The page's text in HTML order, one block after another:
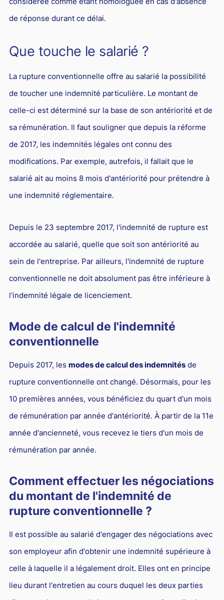
de réponse durant ce délai.
Que touche le salarié ?
La rupture conventionnelle offre au salarié la possibilité
de toucher une indemnité particulière. Le montant de
celle-ci est déterminé sur la base de son antériorité et de
sa rémunération. Il faut souligner que depuis la réforme
de 2017, les indemnités légales ont connu des
modifications. Par exemple, autrefois, il fallait que le
salarié ait au moins 8 mois d'antériorité pour prétendre à
une indemnité réglementaire.
Depuis le 23 septembre 2017, l'indemnité de rupture est
accordée au salarié, quelle que soit son antériorité au
sein de l'entreprise. Par ailleurs, l'indemnité de rupture
conventionnelle ne doit absolument pas être inférieure à
l'indemnité légale de licenciement.
Mode de calcul de l'indemnité
conventionnelle
Depuis 2017, les modes de calcul des indemnitésde
rupture conventionnelle ont changé. Désormais, pour les
10 premières années, vous bénéficiez du quart d'un mois
de rémunération par année d'antériorité. À partir de la 11e
année d'ancienneté, vous recevez le tiers d'un mois de
rémunération par année.
Comment effectuer les négociations
du montant de l'indemnité de
rupture conventionnelle ?
Il est possible au salarié d'engager des négociations avec
son employeur afin d'obtenir une indemnité supérieure à
celle à laquelle il a légalement droit. Elles ont en principe
lieu durant l'entretien au cours duquel les deux parties